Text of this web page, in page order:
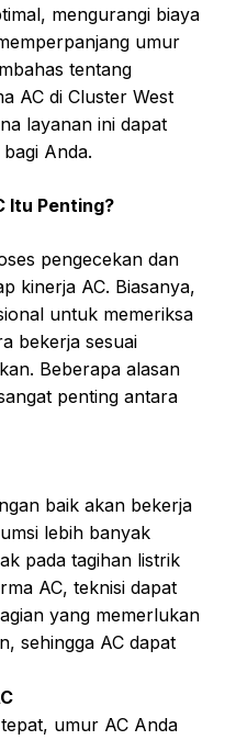
mengurangi biaya
umur
tentang
AC di Cluster West
layanan ini dapat
Anda.
Itu Penting?
pengecekan dan
kinerja AC. Biasanya,
untuk memeriksa
bekerja sesuai
Beberapa alasan
penting antara
baik akan bekerja
lebih banyak
pada tagihan listrik
AC, teknisi dapat
yang memerlukan
sehingga AC dapat
umur AC Anda